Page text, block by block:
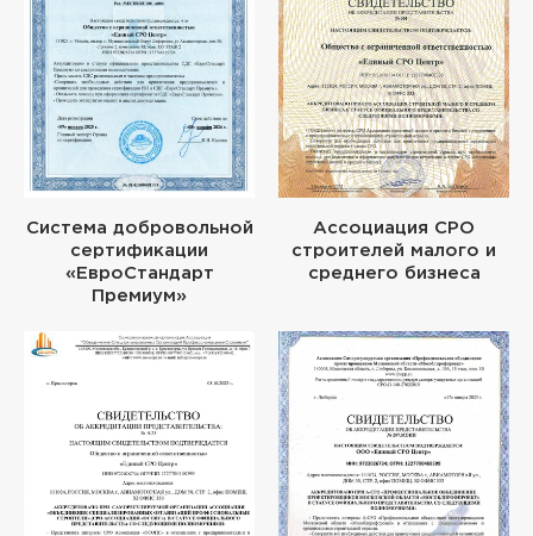
Система добровольной
сертификации
«ЕвроСтандарт
Премиум»
Ассоциация СРО
строителей малого и
среднего бизнеса